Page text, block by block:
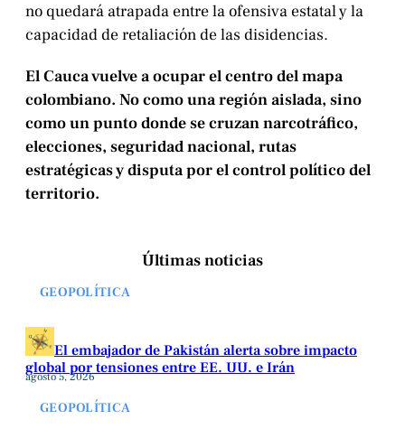
no quedará atrapada entre la ofensiva estatal y la
capacidad de retaliación de las disidencias.
El Cauca vuelve a ocupar el centro del mapa
colombiano. No como una región aislada, sino
como un punto donde se cruzan narcotráfico,
elecciones, seguridad nacional, rutas
estratégicas y disputa por el control político del
territorio.
Últimas noticias
GEOPOLÍTICA
El embajador de Pakistán alerta sobre impacto
global por tensiones entre EE. UU. e Irán
agosto 5, 2026
GEOPOLÍTICA